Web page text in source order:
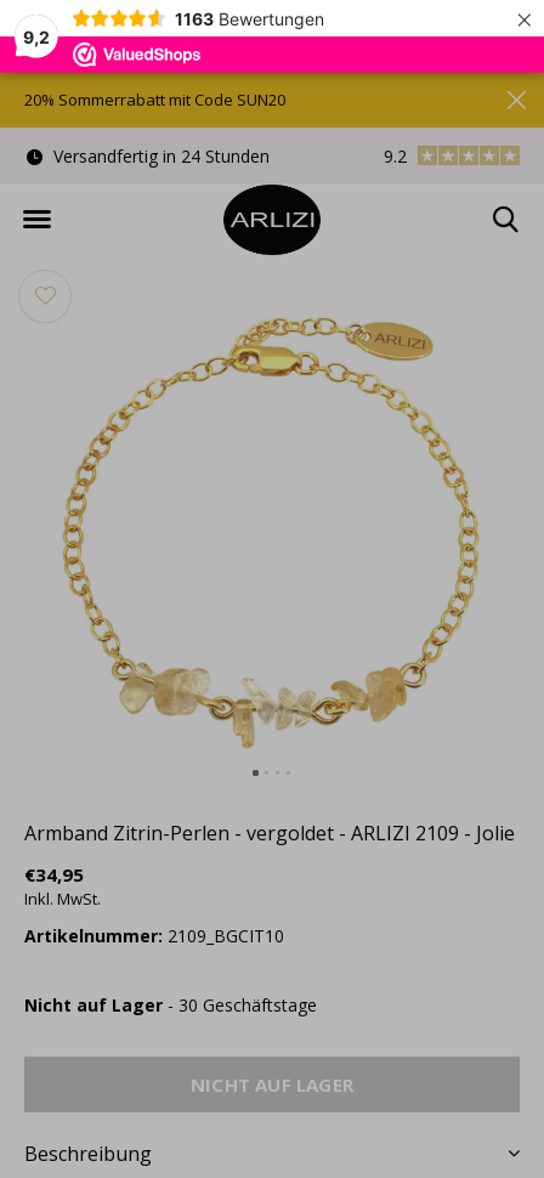
9,2
1163 Bewertungen ×
Versandfertig in 24 Stunden Kostenlose
9.2
20% Sommerrabatt mit Code SUN20
Armband Zitrin-Perlen - vergoldet - ARLIZI 2109 - Jolie
€34,95
Inkl. MwSt.
Artikelnummer: 2109_BGCIT10
Nicht auf Lager - 30 Geschäftstage
NICHT AUF LAGER
Beschreibung